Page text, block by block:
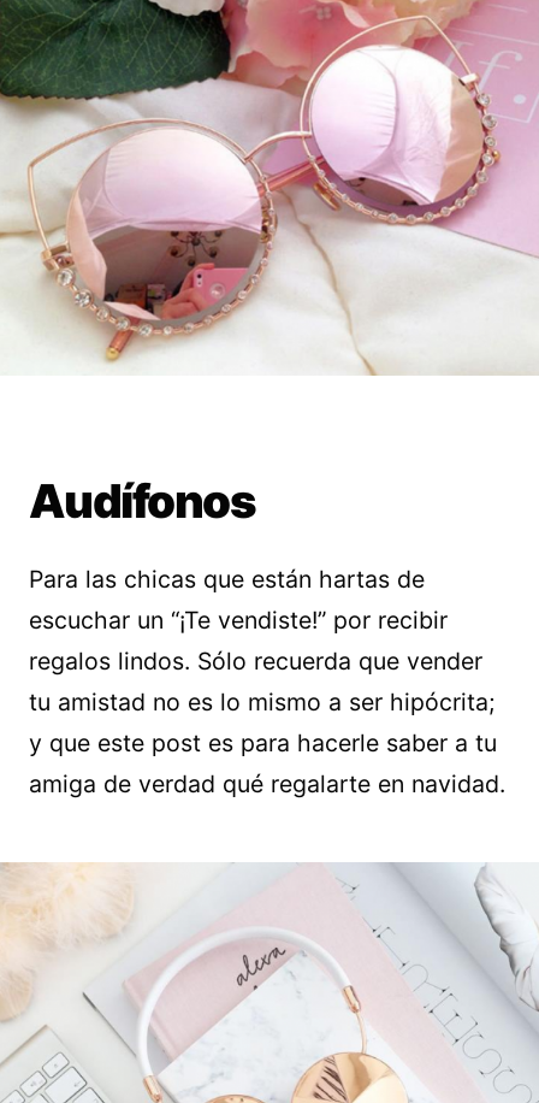
Audífonos
Para las chicas que están hartas de
escuchar un “¡Te vendiste!” por recibir
regalos lindos. Sólo recuerda que vender
tu amistad no es lo mismo a ser hipócrita;
y que este post es para hacerle saber a tu
amiga de verdad qué regalarte en navidad.